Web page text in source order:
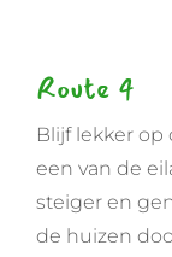
Route 4
Blijf lekker op
een van de
steiger en
de huizen